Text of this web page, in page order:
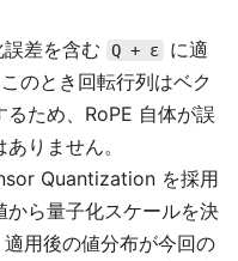
差を含む
Q + ε
に適
のとき回転行列はベク
るため、RoPE 自体が誤
りません。
Quantization を採用
から量子化スケールを決
用後の値分布が今回の